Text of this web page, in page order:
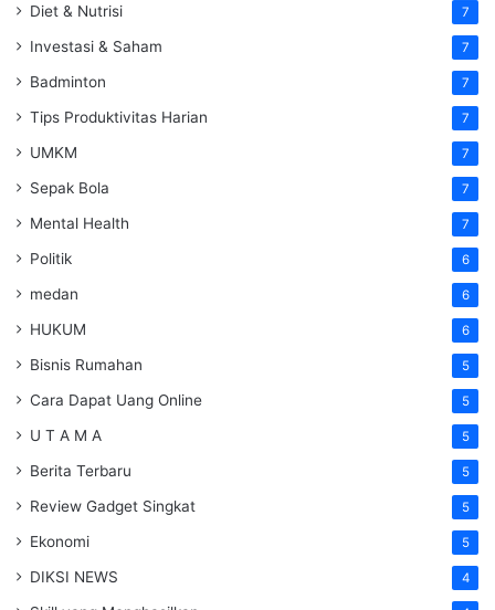
Diet & Nutrisi 7
Investasi & Saham 7
Badminton 7
Tips Produktivitas Harian 7
UMKM 7
Sepak Bola 7
Mental Health 7
Politik 6
medan 6
HUKUM 6
Bisnis Rumahan 5
Cara Dapat Uang Online 5
U T A M A 5
Berita Terbaru 5
Review Gadget Singkat 5
Ekonomi 5
DIKSI NEWS 4